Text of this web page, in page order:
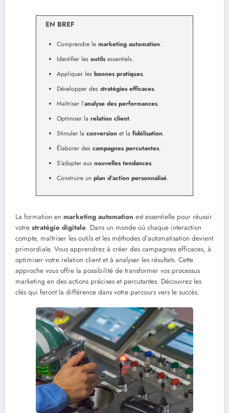
EN BREF
Comprendre le marketing automation.
Identifier les outilsessentiels.
Appliquer les bonnes pratiques.
Développer des stratégies efficaces.
Maîtriser l’analyse des performances.
Optimiser la relation client.
Stimuler la conversion et la fidélisation.
Élaborer des campagnes percutantes.
S’adapter aux nouvelles tendances.
Construire un plan d’action personnalisé.
La formation en marketing automation est essentielle pour réussir
votre stratégie digitale. Dans un monde où chaque interaction
compte, maîtriser les outils et les méthodes d’automatisation devient
primordiale. Vous apprendrez à créer des campagnes efficaces, à
optimiser votre relation client et à analyser les résultats. Cette
approche vous offre la possibilité de transformer vos processus
marketing en des actions précises et percutantes. Découvrez les
clés qui feront la différence dans votre parcours vers le succès.